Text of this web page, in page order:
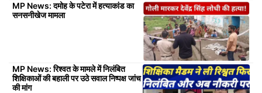
MP News: दमोह के पटेरा में हत्याकांड का
सनसनीखेज मामला
MP News: रिश्वत के मामले में निलंबित
शिक्षिकाओं की बहाली पर उठे सवाल निष्पक्ष जांच
की मांग